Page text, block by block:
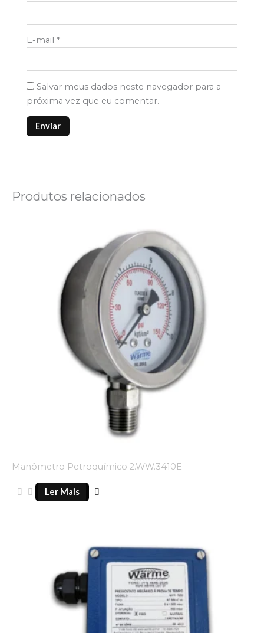
E-mail *
Salvar meus dados neste navegador para a
próxima vez que eu comentar.
Produtos relacionados
Manômetro Petroquímico 2.WW.3410E
Ler Mais